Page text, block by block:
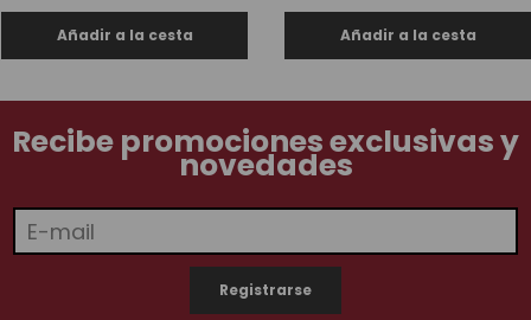
Recibe promociones exclusivas y
novedades